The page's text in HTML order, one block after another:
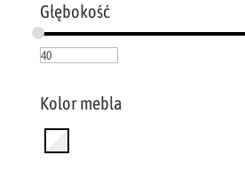
Głębokość
Kolor mebla